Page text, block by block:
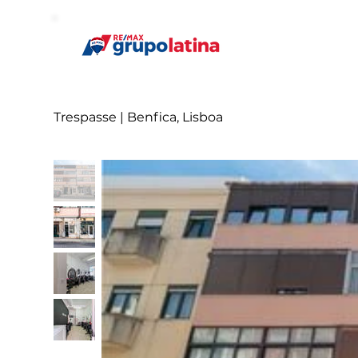
Trespasse | Benfica, Lisboa